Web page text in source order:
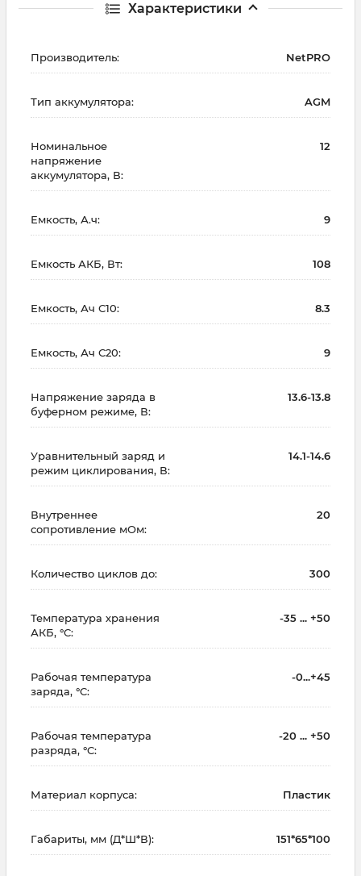
Характеристики
Производитель: NetPRO
Тип аккумулятора: AGM
Номинальное
напряжение
аккумулятора, В:
12
Емкость, А.ч: 9
Емкость АКБ, Вт: 108
Емкость, Ач С10: 8.3
Емкость, Ач С20: 9
Напряжение заряда в
буферном режиме, В:
13.6-13.8
Уравнительный заряд и
режим циклирования, В:
14.1-14.6
Внутреннее
сопротивление мОм:
20
Количество циклов до: 300
Температура хранения
АКБ, °C:
-35 ... +50
Рабочая температура
заряда, °C:
-0...+45
Рабочая температура
разряда, °C:
-20 ... +50
Материал корпуса: Пластик
Габариты, мм (Д*Ш*В): 151*65*100